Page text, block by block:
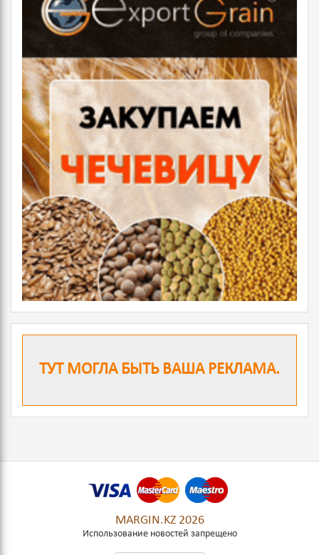
ТУТ МОГЛА БЫТЬ ВАША РЕКЛАМА.
MARGIN.KZ 2026
Использование новостей запрещено